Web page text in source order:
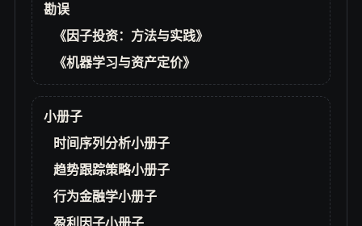
勘误
《因子投资：方法与实践》
《机器学习与资产定价》
小册子
时间序列分析小册子
趋势跟踪策略小册子
行为金融学小册子